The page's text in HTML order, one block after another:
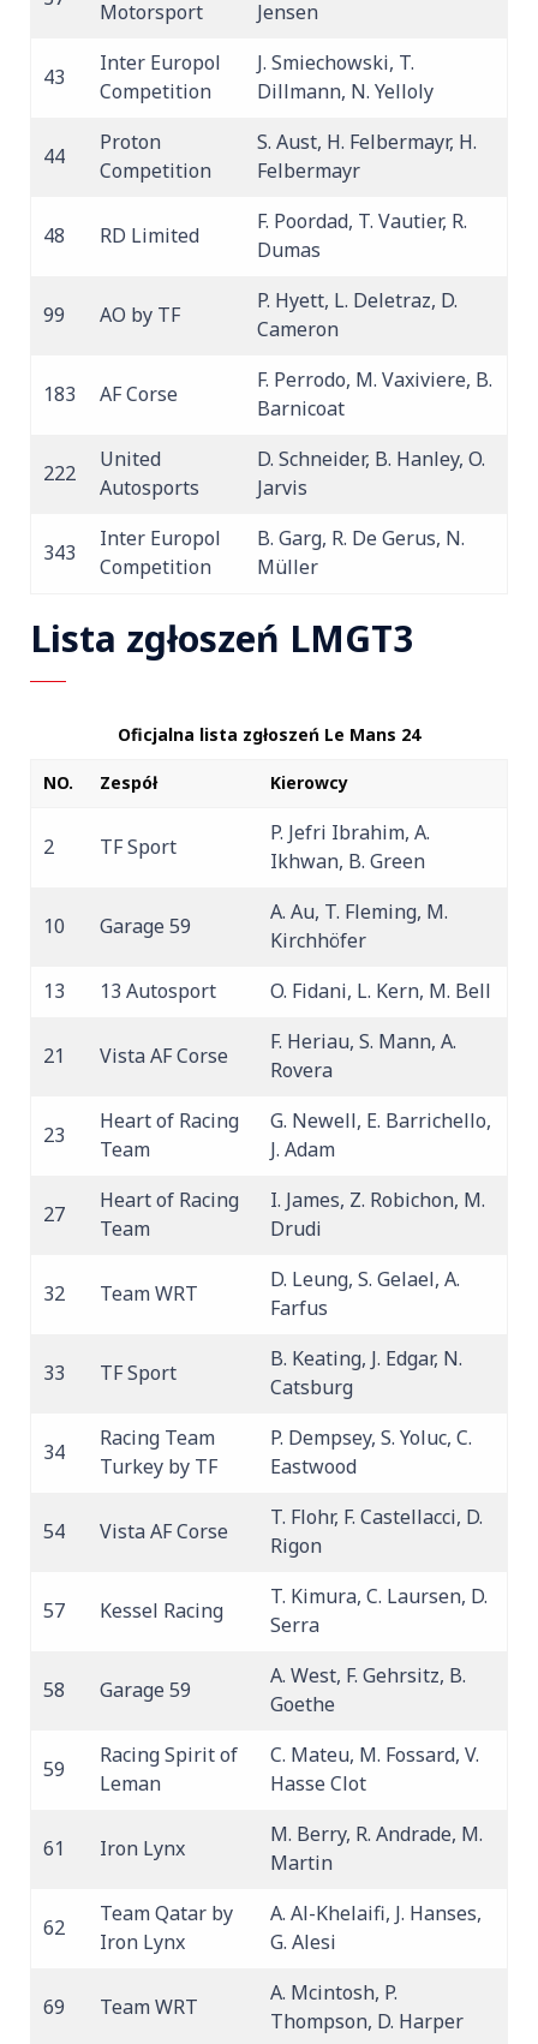
Motorsport Jensen
43
Inter Europol
Competition
J. Smiechowski, T.
Dillmann, N. Yelloly
44
Proton
Competition
S. Aust, H. Felbermayr, H.
Felbermayr
48 RD Limited
F. Poordad, T. Vautier, R.
Dumas
99 AO by TF
P. Hyett, L. Deletraz, D.
Cameron
183 AF Corse
F. Perrodo, M. Vaxiviere, B.
Barnicoat
222
United
Autosports
D. Schneider, B. Hanley, O.
Jarvis
343
Inter Europol
Competition
B. Garg, R. De Gerus, N.
Müller
Lista zgłoszeń LMGT3
Oficjalna lista zgłoszeń Le Mans 24
NO. Zespół Kierowcy
2 TF Sport
P. Jefri Ibrahim, A.
Ikhwan, B. Green
10 Garage 59
A. Au, T. Fleming, M.
Kirchhöfer
13
13 Autosport O. Fidani, L. Kern, M. Bell
21 Vista AF Corse
F. Heriau, S. Mann, A.
Rovera
23
Heart of Racing
Team
G. Newell, E. Barrichello,
J. Adam
27
Heart of Racing
Team
I. James, Z. Robichon, M.
Drudi
32 Team WRT
D. Leung, S. Gelael, A.
Farfus
33 TF Sport
B. Keating, J. Edgar, N.
Catsburg
34
Racing Team
Turkey by TF
P. Dempsey, S. Yoluc, C.
Eastwood
54 Vista AF Corse
T. Flohr, F. Castellacci, D.
Rigon
57 Kessel Racing
T. Kimura, C. Laursen, D.
Serra
58 Garage 59
A. West, F. Gehrsitz, B.
Goethe
59
Racing Spirit of
Leman
C. Mateu, M. Fossard, V.
Hasse Clot
61 Iron Lynx
M. Berry, R. Andrade, M.
Martin
62
Team Qatar by
Iron Lynx
A. Al-Khelaifi, J. Hanses,
G. Alesi
69 Team WRT
A. Mcintosh, P.
Thompson, D. Harper